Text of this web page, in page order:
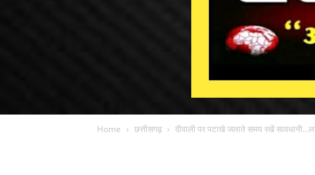
Home छत्तीसगढ़ दीवाली पर पटाखे जलाते समय रखें